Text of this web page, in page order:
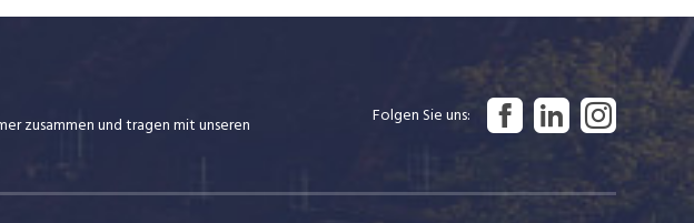
zusammen und tragen mit unseren
Folgen Sie uns